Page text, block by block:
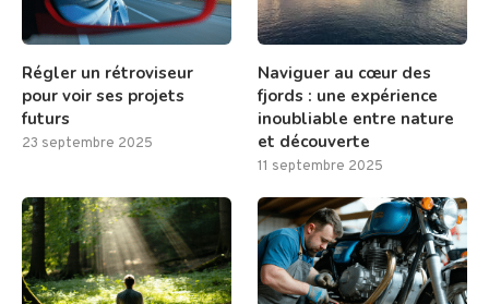
Régler un rétroviseur
pour voir ses projets
futurs
23 septembre 2025
Naviguer au cœur des
fjords : une expérience
inoubliable entre nature
et découverte
11 septembre 2025